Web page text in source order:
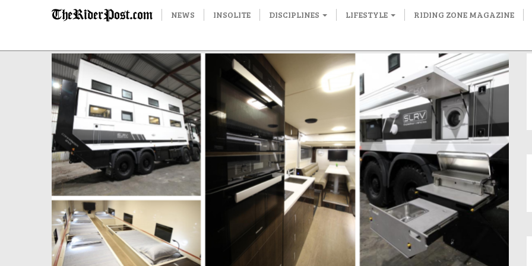
NEWS INSOLITE DISCIPLINES LIFESTYLE RIDING ZONE MAGAZINE